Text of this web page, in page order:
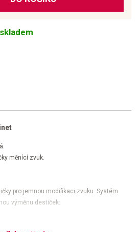
měnící zvuk.
pro jemnou modifikaci zvuku. Systém
výměnu destiček: